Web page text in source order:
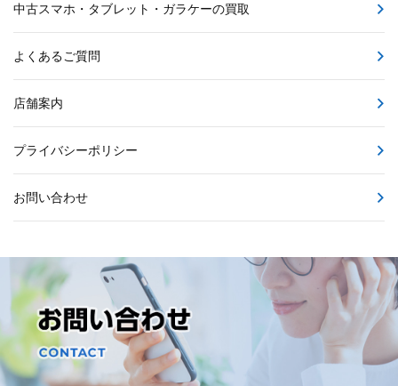
中古スマホ・タブレット・ガラケーの買取
よくあるご質問
店舗案内
プライバシーポリシー
お問い合わせ